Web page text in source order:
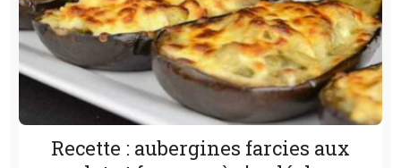
Recette : aubergines farcies aux